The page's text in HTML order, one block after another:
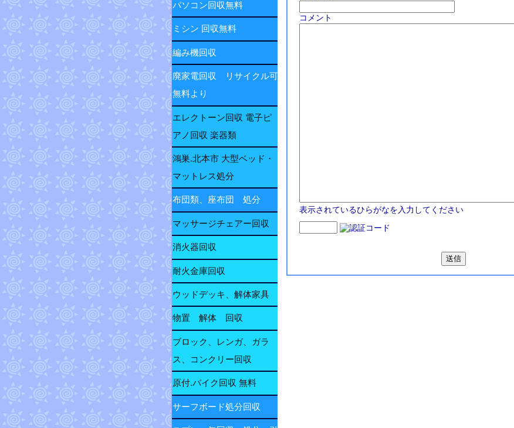
コメント
表示されているひらがなを入力してください
パソコン回収無料
ミシン 回収無料
編み機回収
廃家電回収 リサイクル可
無料より
エレクトーン回収 電子ピ
アノ回収 楽器類
鴻巣.北本市 大型ベッド・
マットレス処分
布団類、座布団 処分
マッサージチェアー回収
消火器回収
耐火金庫回収
ウッドデッキ、解体家具
物置 解体 回収
ブロック、レンガ、ガラ
ス、コンクリー回収
原付.バイク回収 無料
サーフボード処分回収